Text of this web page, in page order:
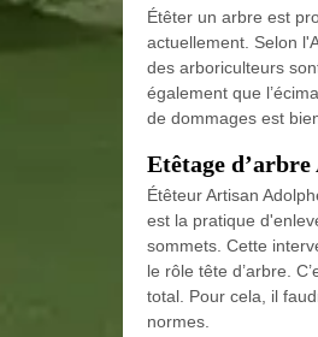
Étêter un arbre est
actuellement. Selon
des arboriculteurs
également que
de dommages est
Etêtage
Étêteur Artisan
est la pratique
sommets. Cette
le rôle tête d’arbre.
total. Pour cela, il
normes.